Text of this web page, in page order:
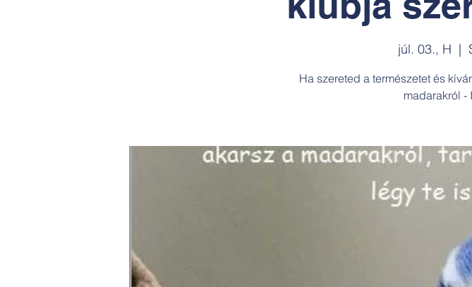
júl. 03., H
  |
Ha szereted a természetet és
madarakról -